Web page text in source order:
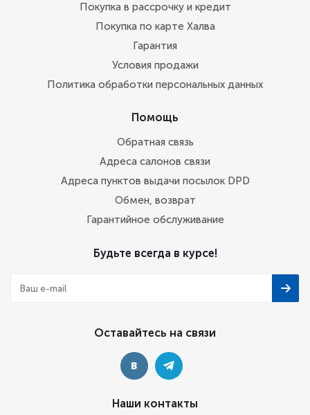
Покупка в рассрочку и кредит
Покупка по карте Халва
Гарантия
Условия продажи
Политика обработки персональных данных
Помощь
Обратная связь
Адреса салонов связи
Адреса пунктов выдачи посылок DPD
Обмен, возврат
Гарантийное обслуживание
Будьте всегда в курсе!
Оставайтесь на связи
Наши контакты